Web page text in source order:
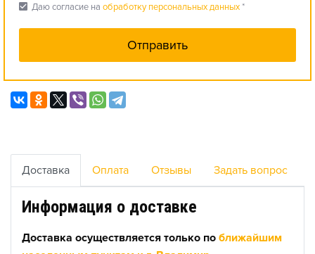
check_box Даю согласие на обработку персональных данных*
Доставка Оплата Отзывы Задать вопрос
Информация о доставке
Доставка осуществляется только по ближайшим